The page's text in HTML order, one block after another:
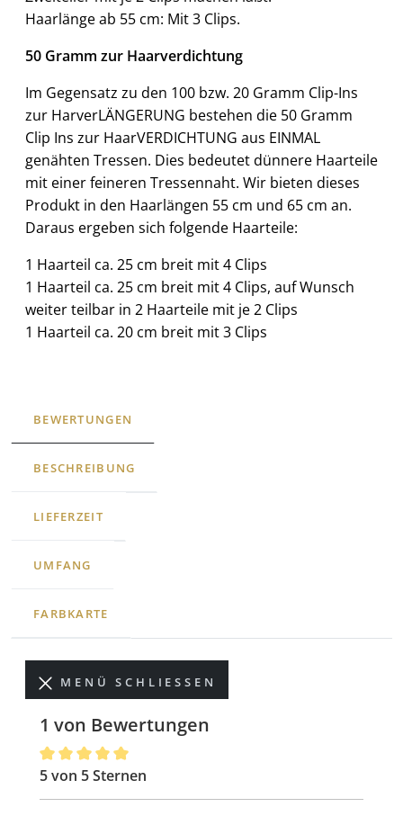
Haarlänge ab 55 cm: Mit 3 Clips.
50 Gramm zur Haarverdichtung
Im Gegensatz zu den 100 bzw. 20 Gramm Clip-Ins
zur HarverLÄNGERUNG bestehen die 50 Gramm
Clip Ins zur HaarVERDICHTUNG aus EINMAL
genähten Tressen. Dies bedeutet dünnere Haarteile
mit einer feineren Tressennaht. Wir bieten dieses
Produkt in den Haarlängen 55 cm und 65 cm an.
Daraus ergeben sich folgende Haarteile:
1 Haarteil ca. 25 cm breit mit 4 Clips
1 Haarteil ca. 25 cm breit mit 4 Clips, auf Wunsch
weiter teilbar in 2 Haarteile mit je 2 Clips
1 Haarteil ca. 20 cm breit mit 3 Clips
BEWERTUNGEN
BESCHREIBUNG
LIEFERZEIT
UMFANG
FARBKARTE
MENÜ SCHLIESSEN
1 von Bewertungen
Durchschnittliche Bewertung von 5 von 5 Sternen
5 von 5 Sternen